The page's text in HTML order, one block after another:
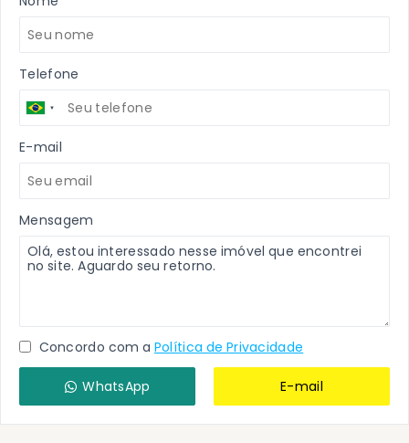
Telefone
E-mail
Mensagem
Concordo com a Política de Privacidade
WhatsApp E-mail